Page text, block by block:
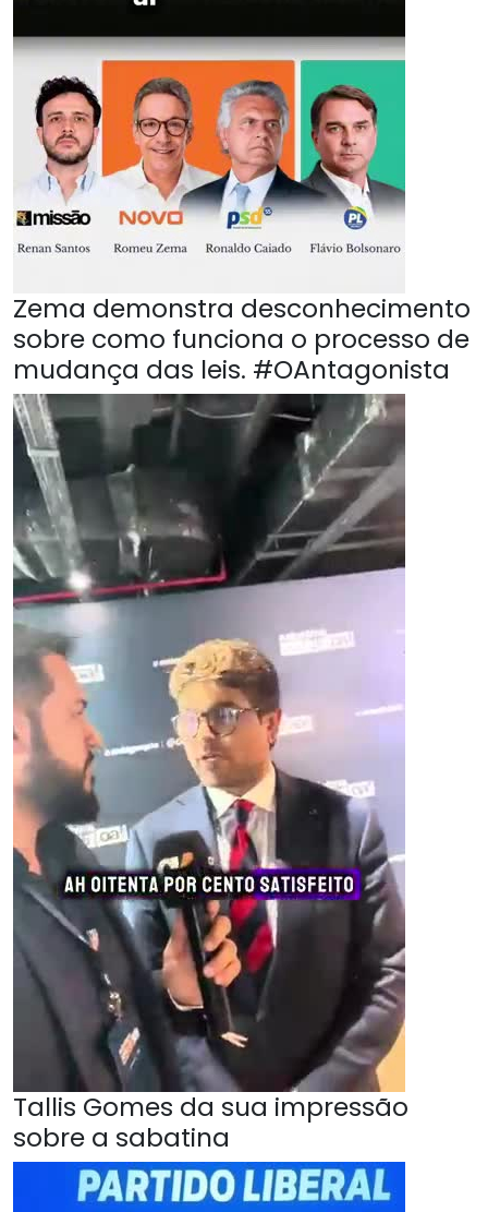
Zema demonstra desconhecimento
sobre como funciona o processo de
mudança das leis. #OAntagonista
Tallis Gomes da sua impressão
sobre a sabatina